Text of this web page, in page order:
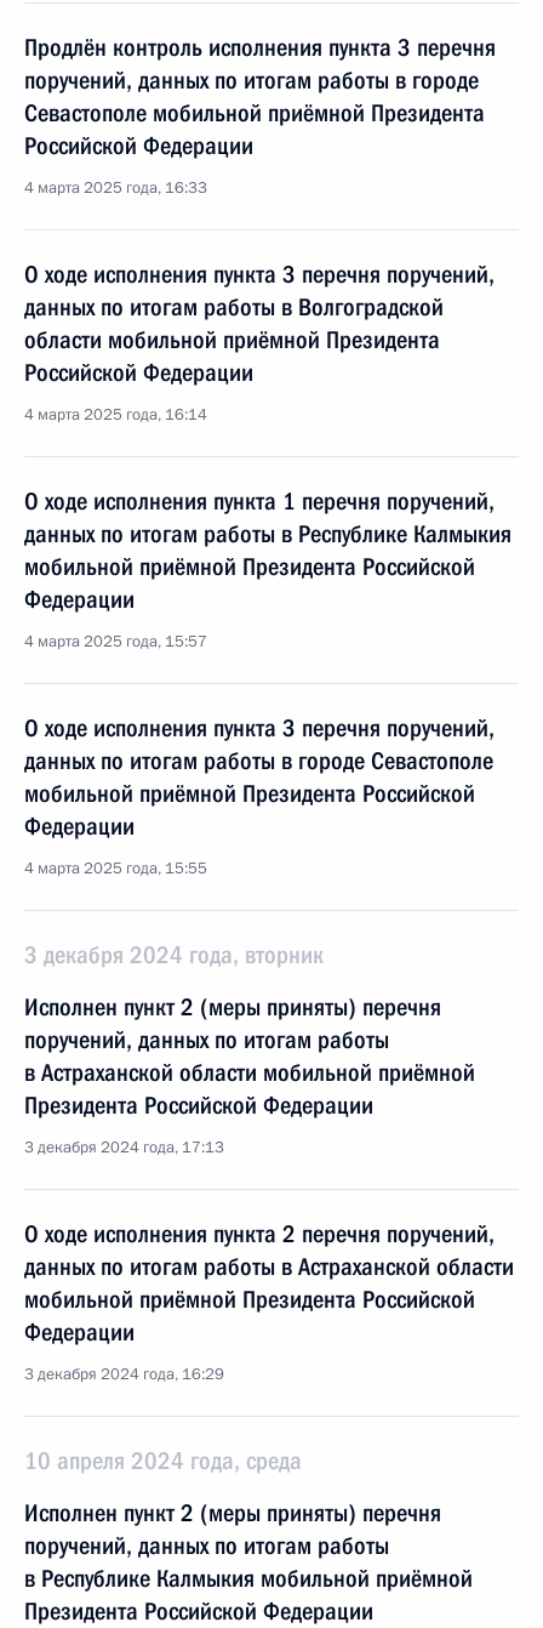
Продлён контроль исполнения пункта 3 перечня
поручений, данных по итогам работы в городе
Севастополе мобильной приёмной Президента
Российской Федерации
4 марта 2025 года, 16:33
О ходе исполнения пункта 3 перечня поручений,
данных по итогам работы в Волгоградской
области мобильной приёмной Президента
Российской Федерации
4 марта 2025 года, 16:14
О ходе исполнения пункта 1 перечня поручений,
данных по итогам работы в Республике Калмыкия
мобильной приёмной Президента Российской
Федерации
4 марта 2025 года, 15:57
О ходе исполнения пункта 3 перечня поручений,
данных по итогам работы в городе Севастополе
мобильной приёмной Президента Российской
Федерации
4 марта 2025 года, 15:55
3 декабря 2024 года, вторник
Исполнен пункт 2 (меры приняты) перечня
поручений, данных по итогам работы
в Астраханской области мобильной приёмной
Президента Российской Федерации
3 декабря 2024 года, 17:13
О ходе исполнения пункта 2 перечня поручений,
данных по итогам работы в Астраханской области
мобильной приёмной Президента Российской
Федерации
3 декабря 2024 года, 16:29
10 апреля 2024 года, среда
Исполнен пункт 2 (меры приняты) перечня
поручений, данных по итогам работы
в Республике Калмыкия мобильной приёмной
Президента Российской Федерации